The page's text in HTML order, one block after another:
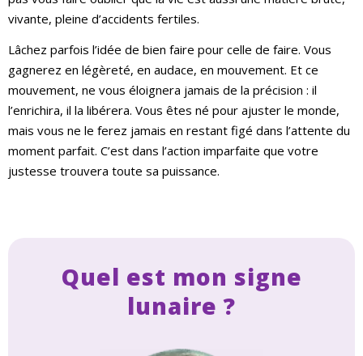
vivante, pleine d’accidents fertiles.
Lâchez parfois l’idée de bien faire pour celle de faire. Vous
gagnerez en légèreté, en audace, en mouvement. Et ce
mouvement, ne vous éloignera jamais de la précision : il
l’enrichira, il la libérera. Vous êtes né pour ajuster le monde,
mais vous ne le ferez jamais en restant figé dans l’attente du
moment parfait. C’est dans l’action imparfaite que votre
justesse trouvera toute sa puissance.
Quel est mon signe
lunaire ?